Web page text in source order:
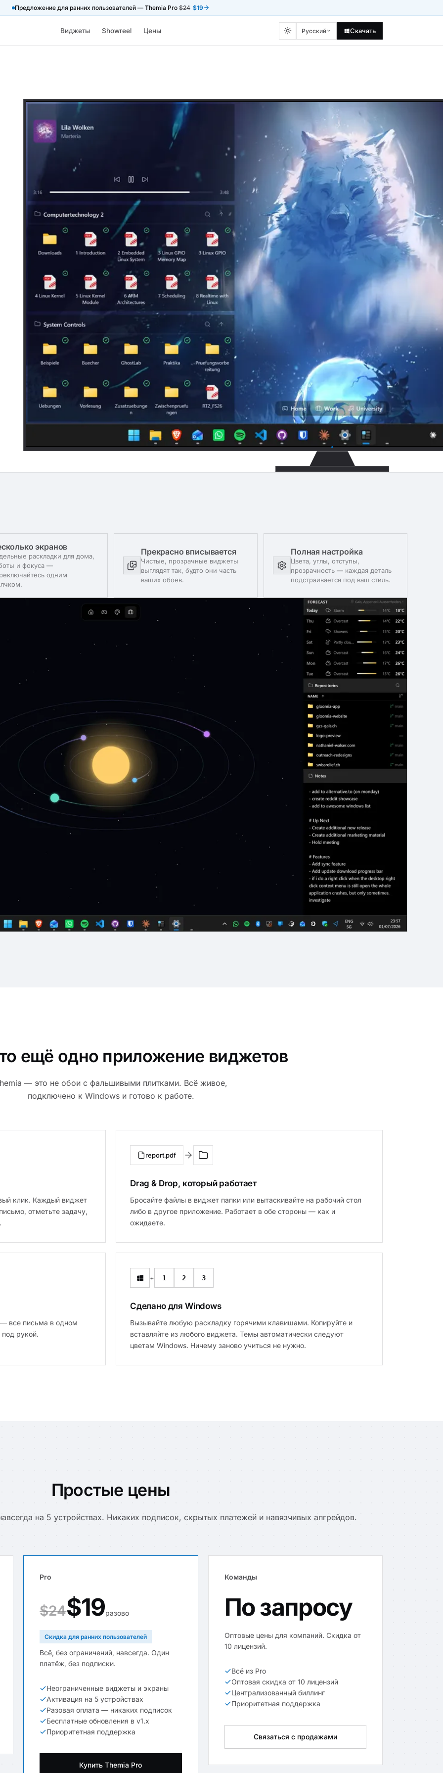
Предложение для ранних пользователей — Themia Pro $24 $19
Виджеты Showreel Цены Русский Скачать
экранов
раскладки для дома,
и фокуса —
одним
Прекрасно вписывается
Чистые, прозрачные виджеты
выглядят так, будто они часть
ваших обоев.
Полная настройка
Цвета, углы, отступы,
прозрачность — каждая деталь
подстраивается под ваш стиль.
ещё одно приложение виджетов
— это не обои с фальшивыми плитками. Всё живое,
подключено к Windows и готово к работе.
клик. Каждый виджет
отметьте задачу,
report.pdf
Drag & Drop, который работает
Бросайте файлы в виджет папки или вытаскивайте на рабочий стол
либо в другое приложение. Работает в обе стороны — как и
ожидаете.
все письма в одном
рукой.
+ 1 2 3
Сделано для Windows
Вызывайте любую раскладку горячими клавишами. Копируйте и
вставляйте из любого виджета. Темы автоматически следуют
цветам Windows. Ничему заново учиться не нужно.
Простые цены
на 5 устройствах. Никаких подписок, скрытых платежей и навязчивых апгрейдов.
Pro
$24$19разово
Скидка для ранних пользователей
Всё, без ограничений, навсегда. Один
платёж, без подписки.
Неограниченные виджеты и экраны
Активация на 5 устройствах
Разовая оплата — никаких подписок
Бесплатные обновления в v1.x
Приоритетная поддержка
Купить Themia Pro
Команды
По запросу
Оптовые цены для компаний. Скидка от
10 лицензий.
Всё из Pro
Оптовая скидка от 10 лицензий
Централизованный биллинг
Приоритетная поддержка
Связаться с продажами